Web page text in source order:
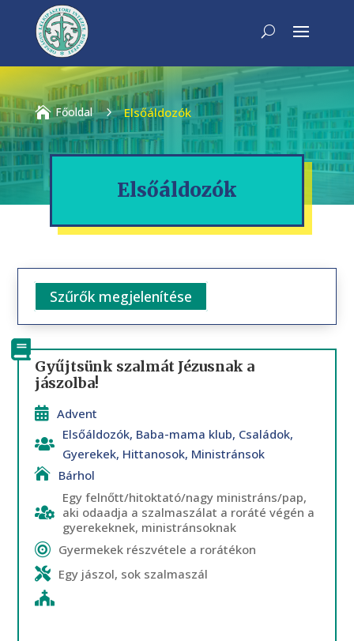
 Főoldal 5 Elsőáldozók
Elsőáldozók
Gyűjtsünk szalmát Jézusnak a
jászolba!
Advent
Elsőáldozók, Baba-mama klub, Családok,
Gyerekek, Hittanosok, Ministránsok
Bárhol
Egy felnőtt/hitoktató/nagy ministráns/pap,
aki odaadja a szalmaszálat a roráté végén a
gyerekeknek, ministránsoknak
Gyermekek részvétele a rorátékon
Egy jászol, sok szalmaszál
Szűrők megjelenítése